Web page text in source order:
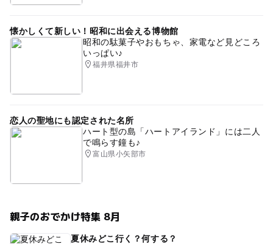
懐かしくて新しい！昭和に出会える博物館
昭和の駄菓子やおもちゃ、家電など見どころ
いっぱい♪
福井県福井市
恋人の聖地にも認定された名所
ハート型の島「ハートアイランド」には二人
で鳴らす鐘も♪
富山県小矢部市
親子のおでかけ特集 8月
夏休みどこ行く？何する？